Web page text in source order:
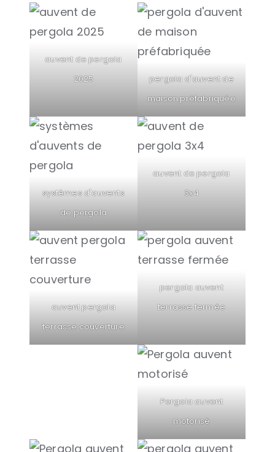
auvent de pergola
2025
pergola d'auvent de
maison préfabriquée
systèmes d'auvents
de pergola
auvent de pergola
3x4
auvent pergola
terrasse couverture
pergola auvent
terrasse fermée
Pergola auvent
motorisé